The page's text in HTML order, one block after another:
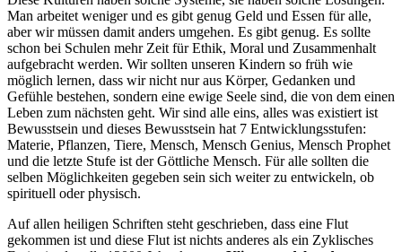
Man arbeitet weniger und es gibt genug Geld und Essen für alle,
aber wir müssen damit anders umgehen. Es gibt genug. Es sollte
schon bei Schulen mehr Zeit für Ethik, Moral und Zusammenhalt
aufgebracht werden. Wir sollten unseren Kindern so früh wie
möglich lernen, dass wir nicht nur aus Körper, Gedanken und
Gefühle bestehen, sondern eine ewige Seele sind, die von dem einen
Leben zum nächsten geht. Wir sind alle eins, alles was existiert ist
Bewusstsein und dieses Bewusstsein hat 7 Entwicklungsstufen:
Materie, Pflanzen, Tiere, Mensch, Mensch Genius, Mensch Prophet
und die letzte Stufe ist der Göttliche Mensch. Für alle sollten die
selben Möglichkeiten gegeben sein sich weiter zu entwickeln, ob
spirituell oder physisch.
Auf allen heiligen Schriften steht geschrieben, dass eine Flut
gekommen ist und diese Flut ist nichts anderes als ein Zyklisches